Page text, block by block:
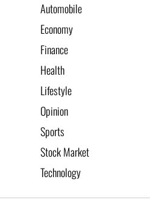
Automobile
Economy
Finance
Health
Lifestyle
Opinion
Sports
Stock Market
Technology